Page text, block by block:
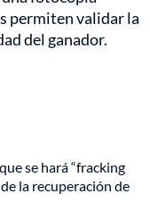
permiten validar la
del ganador.
se hará “fracking
la recuperación de